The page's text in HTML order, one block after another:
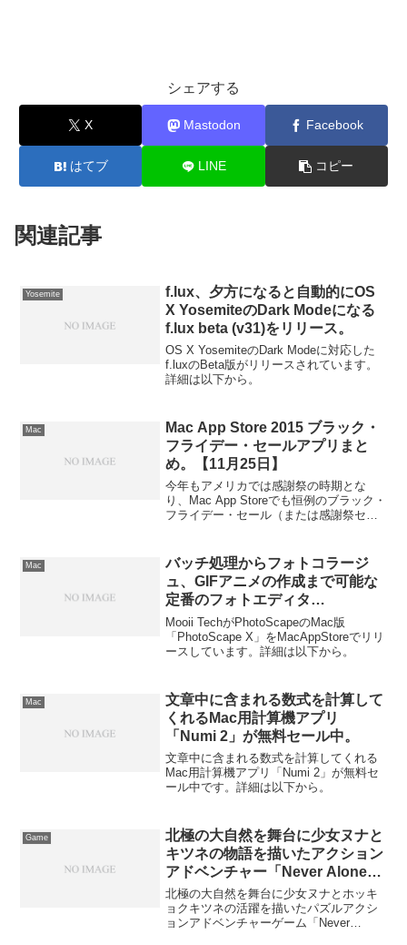
シェアする
X Mastodon Facebook
はてブ LINE コピー
関連記事
Yosemite
f.lux、夕方になると自動的にOS
X YosemiteのDark Modeになる
f.lux beta (v31)をリリース。
OS X YosemiteのDark Modeに対応した
f.luxのBeta版がリリースされています。
詳細は以下から。
Mac
Mac App Store 2015 ブラック・
フライデー・セールアプリまと
め。【11月25日】
今年もアメリカでは感謝祭の時期とな
り、Mac App Storeでも恒例のブラック・
フライデー・セール（または感謝祭セー
Mac
バッチ処理からフォトコラージ
ュ、GIFアニメの作成まで可能な
定番のフォトエディタ
PhotoScapeのMac版
「PhotoScape X」が
MacAppStoreでリリース。
Mooii TechがPhotoScapeのMac版
「PhotoScape X」をMacAppStoreでリリ
ースしています。詳細は以下から。
Mac
文章中に含まれる数式を計算して
くれるMac用計算機アプリ
「Numi 2」が無料セール中。
文章中に含まれる数式を計算してくれる
Mac用計算機アプリ「Numi 2」が無料セ
ール中です。詳細は以下から。
Game
北極の大自然を舞台に少女ヌナと
キツネの物語を描いたアクション
アドベンチャー「Never Alone」
や「BioShock」などがMac App
Storeで50%OFFセール中。
北極の大自然を舞台に少女ヌナとホッキ
ョクキツネの活躍を描いたパズルアクシ
ョンアドベンチャーゲーム「Never